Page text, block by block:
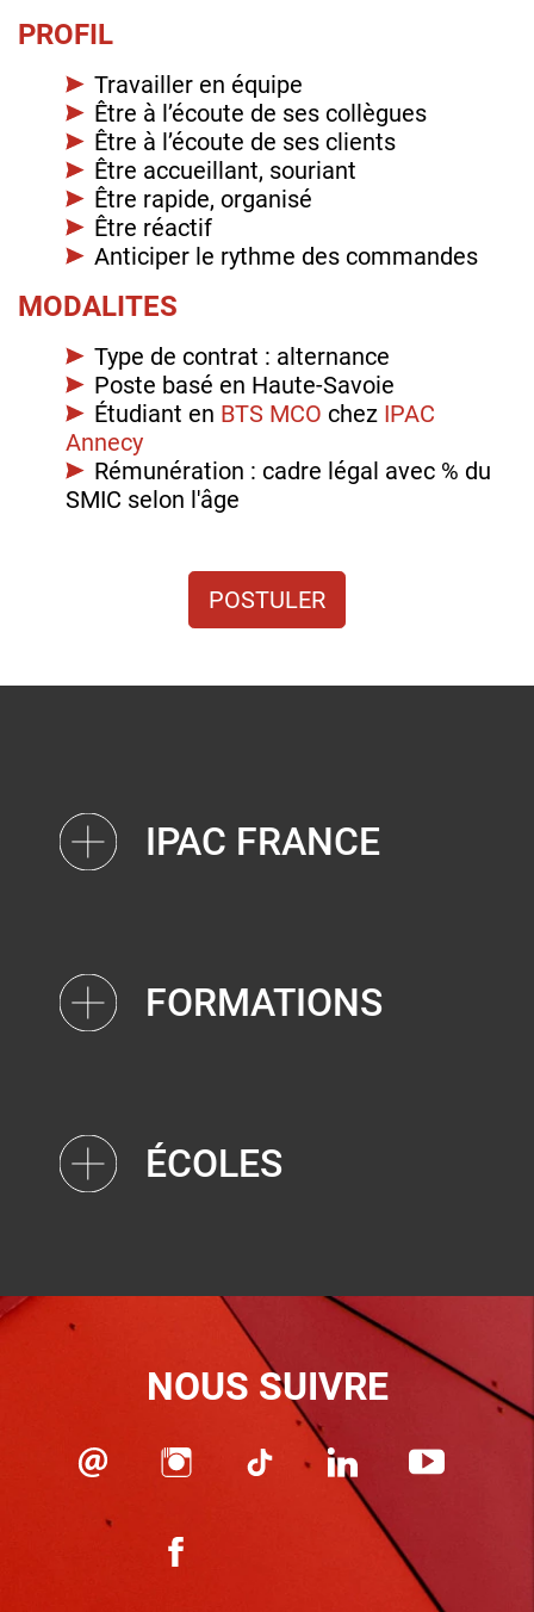
PROFIL
Travailler en équipe
Être à l’écoute de ses collègues
Être à l’écoute de ses clients
Être accueillant, souriant
Être rapide, organisé
Être réactif
Anticiper le rythme des commandes
MODALITES
Type de contrat : alternance
Poste basé en Haute-Savoie
Étudiant en BTS MCO chez IPAC
Annecy
Rémunération : cadre légal avec % du
SMIC selon l'âge
POSTULER
IPAC FRANCE
FORMATIONS
ÉCOLES
NOUS SUIVRE